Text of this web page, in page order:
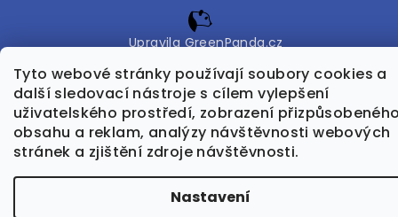
Tyto webové stránky používají soubory cookies a
další sledovací nástroje s cílem vylepšení
uživatelského prostředí, zobrazení
obsahu a reklam, analýzy návštěvnosti webových
stránek a zjištění zdroje návštěvnosti.
Nastavení
Copyright 2026Bohéma. Všechna práva vyhrazena.
Upravit nastavení cookies
Upravila GreenPanda.cz